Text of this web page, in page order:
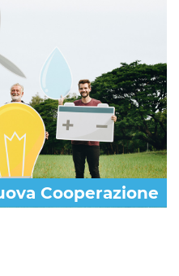
Cooperazione